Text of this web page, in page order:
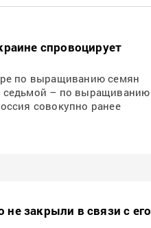
спровоцирует
по выращиванию семян
седьмой – по выращиванию
совокупно ранее
закрыли в связи с его